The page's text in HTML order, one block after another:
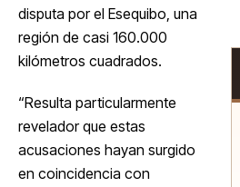
disputa por el Esequibo, una
región de casi 160.000
kilómetros cuadrados.
“Resulta particularmente
revelador que estas
acusaciones hayan surgido
en coincidencia con